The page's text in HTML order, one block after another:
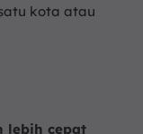
kota atau
lebih cepat